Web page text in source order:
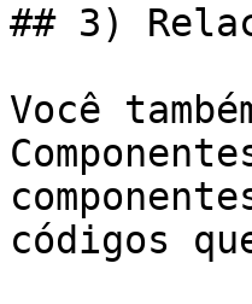
## 3)
Você
códigos